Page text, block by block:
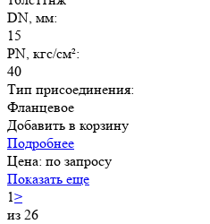
DN, мм:
15
PN, кгс/см²:
40
Тип присоединения:
Фланцевое
Добавить в корзину
Подробнее
Цена: по запросу
Показать еще
1>
из 26